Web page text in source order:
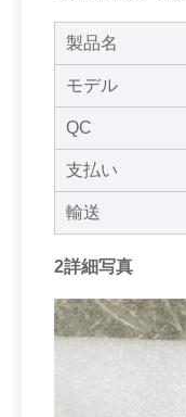
製品名
モデル
QC
支払い
輸送
2詳細写真